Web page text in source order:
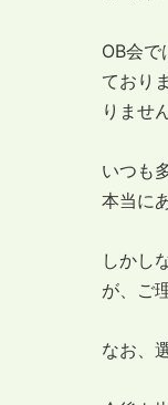
OB会
ており
りません
いつも
本当に
しかし
が、ご
なお、